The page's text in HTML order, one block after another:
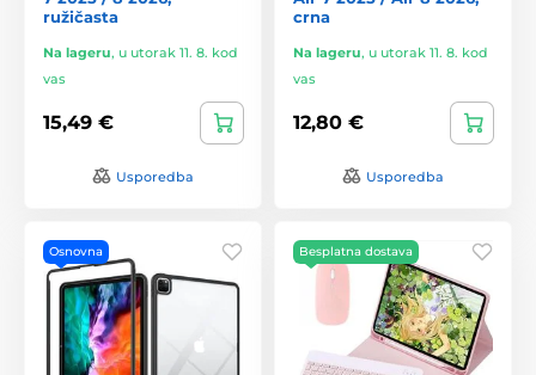
ružičasta
Na lageru, u utorak 11. 8. kod
vas
15,49 €
Usporedba
crna
Na lageru, u utorak 11. 8. kod
vas
12,80 €
Usporedba
Osnovna Besplatna dostava